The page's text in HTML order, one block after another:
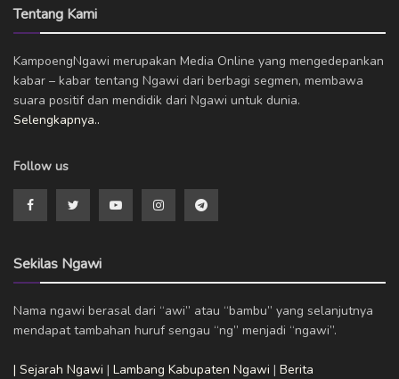
Tentang Kami
KampoengNgawi merupakan Media Online yang mengedepankan
kabar – kabar tentang Ngawi dari berbagi segmen, membawa
suara positif dan mendidik dari Ngawi untuk dunia.
Selengkapnya..
Follow us
Sekilas Ngawi
Nama ngawi berasal dari “awi” atau “bambu” yang selanjutnya
mendapat tambahan huruf sengau “ng” menjadi “ngawi”.
| Sejarah Ngawi | Lambang Kabupaten Ngawi | Berita